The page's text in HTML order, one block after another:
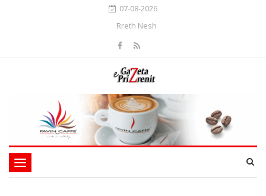
07-08-2026
Rreth Nesh
Toggle
navigation